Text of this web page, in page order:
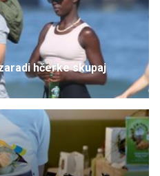
hčerke skupaj